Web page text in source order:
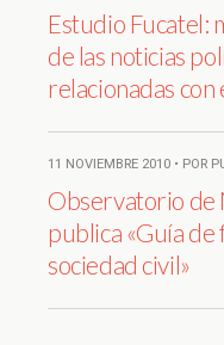
Estudio Fucatel:
de las noticias
relacionadas
11 NOVIEMBRE 2010 • POR
Observatorio de
publica «Guía de
sociedad civil»